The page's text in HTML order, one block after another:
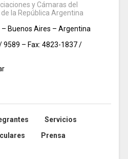
y Cámaras del
la República Argentina
Buenos Aires – Argentina
– Fax: 4823-1837 /
Servicios
Prensa